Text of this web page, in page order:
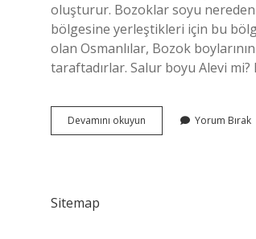
oluşturur. Bozoklar soyu
bölgesine yerleştikleri için bu
olan Osmanlılar, Bozok
taraftadırlar. Salur boyu Alevi
Devamını okuyun
Boyu
Yorum Bırak
Sitemap